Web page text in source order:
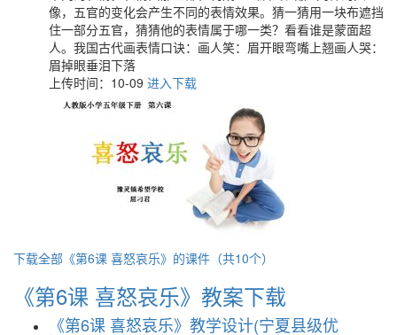
像，五官的变化会产生不同的表情效果。猜一猜用一块布遮挡
住一部分五官，猜猜他的表情属于哪一类？看看谁是蒙面超
人。我国古代画表情口诀：画人笑：眉开眼弯嘴上翘画人哭：
眉掉眼垂泪下落
上传时间：10-09 进入下载
下载全部《第6课 喜怒哀乐》的课件（共10个）
《第6课 喜怒哀乐》教案下载
《第6课 喜怒哀乐》教学设计(宁夏县级优